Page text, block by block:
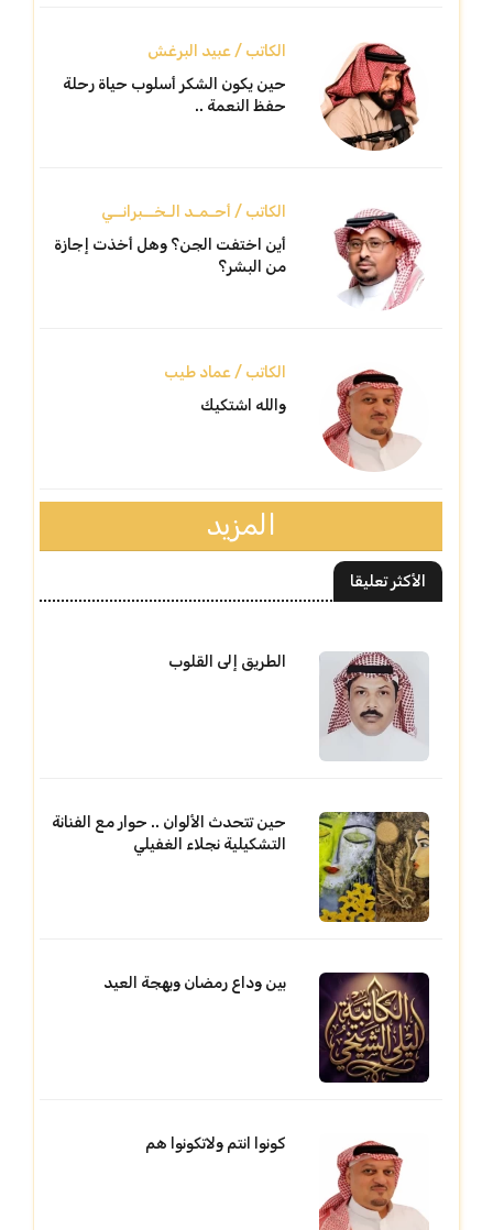
الكاتب / عبيد البرغش
حين يكون الشكر أسلوب حياة رحلة
حفظ النعمة ..
الكاتب / أحـمـد الـخــبرانــي
أين اختفت الجن؟ وهل أخذت إجازة
من البشر؟
الكاتب / عماد طيب
والله اشتكيك
المزيد
الأكثر تعليقا
الطريق إلى القلوب
حين تتحدث الألوان .. حوار مع الفنانة
التشكيلية نجلاء الغفيلي
بين وداع رمضان وبهجة العيد
كونوا انتم ولاتكونوا هم